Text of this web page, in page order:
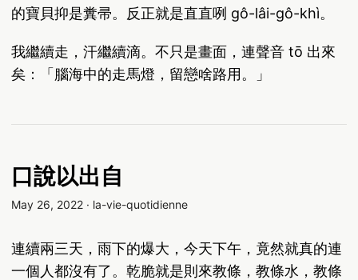
的寶貝抑是糞帚。反正就是直直咧 gô-lâi-gô-khì。
我繼續走，汗繼續滴。不只是畫面，連聲音 tō 出來
矣：「腦海中的走馬燈，留戀啥路用。」
口說以出自
May 26, 2022 · la-vie-quotidienne
連續兩三天，雨下的爆大，今天下午，竟然就真的連
一個人都沒有了。乾脆就是則來教條，教條水，教條